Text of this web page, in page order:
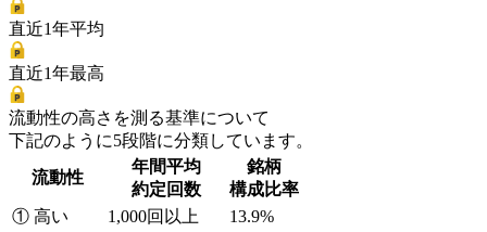
直近1年平均
直近1年最高
流動性の高さを測る基準について
下記のように5段階に分類しています。
流動性
年間平均
約定回数
銘柄
構成比率
① 高い
1,000回以上
13.9%